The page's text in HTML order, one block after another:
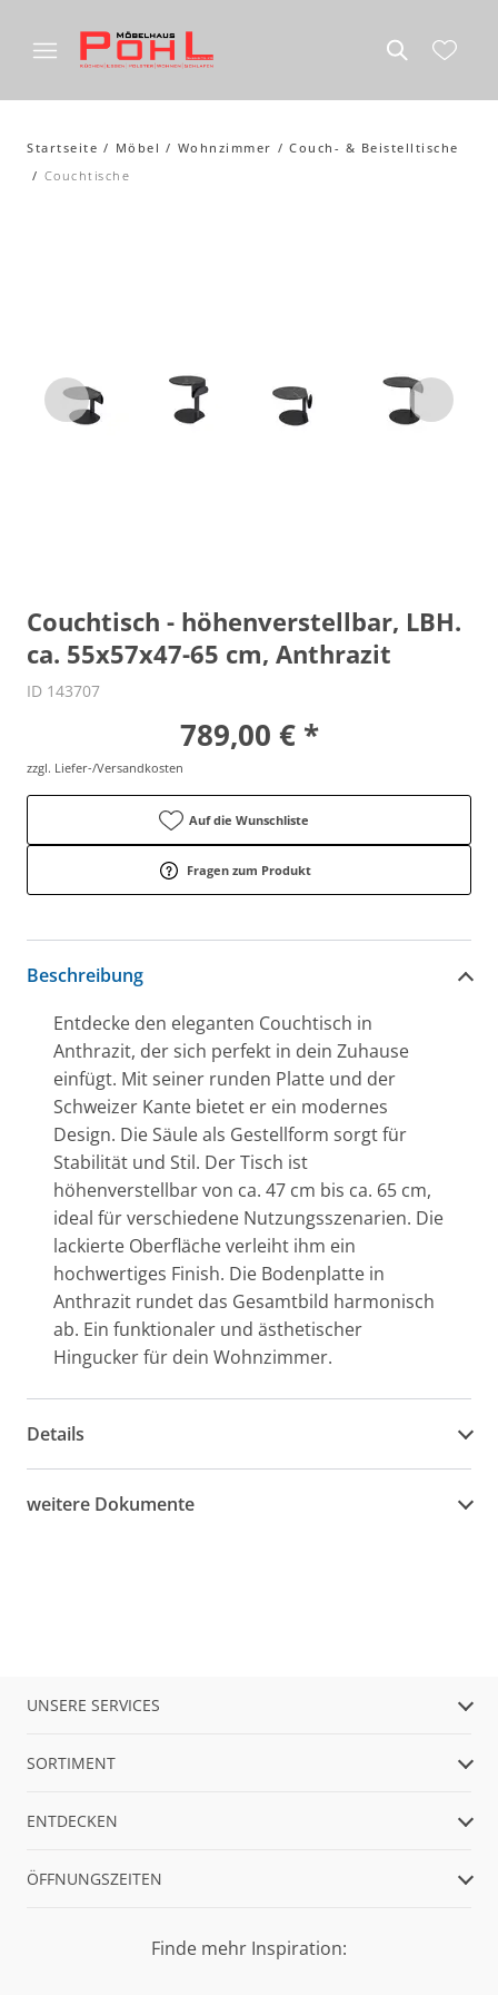
Startseite Möbel Wohnzimmer
Couch- & Beistelltische
Couchtische
Couchtisch - höhenverstellbar, LBH.
ca. 55x57x47-65 cm, Anthrazit
ID 143707
789,00 € *
zzgl. Liefer-/Versandkosten
Auf die Wunschliste
Fragen zum Produkt
Beschreibung
Entdecke den eleganten Couchtisch in
Anthrazit, der sich perfekt in dein Zuhause
einfügt. Mit seiner runden Platte und der
Schweizer Kante bietet er ein modernes
Design. Die Säule als Gestellform sorgt für
Stabilität und Stil. Der Tisch ist
höhenverstellbar von ca. 47 cm bis ca. 65 cm,
ideal für verschiedene Nutzungsszenarien. Die
lackierte Oberfläche verleiht ihm ein
hochwertiges Finish. Die Bodenplatte in
Anthrazit rundet das Gesamtbild harmonisch
ab. Ein funktionaler und ästhetischer
Hingucker für dein Wohnzimmer.
Details
weitere Dokumente
UNSERE SERVICES
SORTIMENT
ENTDECKEN
ÖFFNUNGSZEITEN
Finde mehr Inspiration: